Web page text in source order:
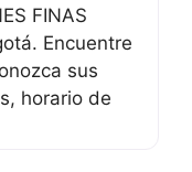
FINAS
Encuentre
sus
horario de